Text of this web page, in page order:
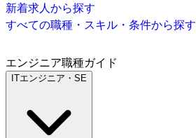
新着求人から探す
すべての職種・スキル・条件から探す
エンジニア職種ガイド
ITエンジニア・SE